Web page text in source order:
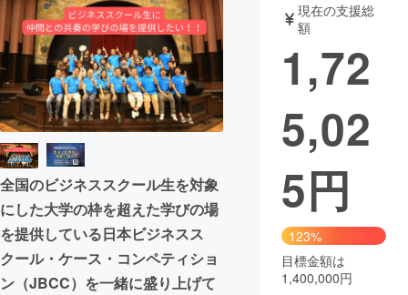
テクノロジー・ガジェット
映像・映画 書籍・雑誌
ビジネス・起業 チャレンジ
まちづくり・地域活性化
CAMPFIRE for Social Good
CAMPFIRE Creation
CAMPFIREふるさと納税machi-ya コミュニティ
全国のビジネススクール生を対象
にした大学の枠を超えた学びの場
を提供している日本ビジネスス
クール・ケース・コンペティショ
ン（JBCC）を一緒に盛り上げて
現在の支援総
額
1,72
5,02
5円
123%
目標金額は
1,400,000円